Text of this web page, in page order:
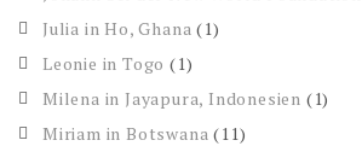
Julia in Ho, Ghana (1)
Leonie in Togo (1)
Milena in Jayapura, Indonesien (1)
Miriam in Botswana (11)